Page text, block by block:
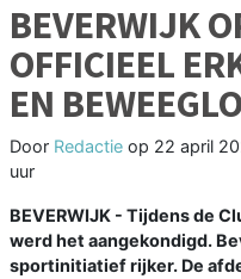
BEVERWIJK
OFFICIEEL
EN
Door Redactie op 22 april
uur
BEVERWIJK - Tijdens de
werd het aangekondigd.
sportinitiatief rijker. De